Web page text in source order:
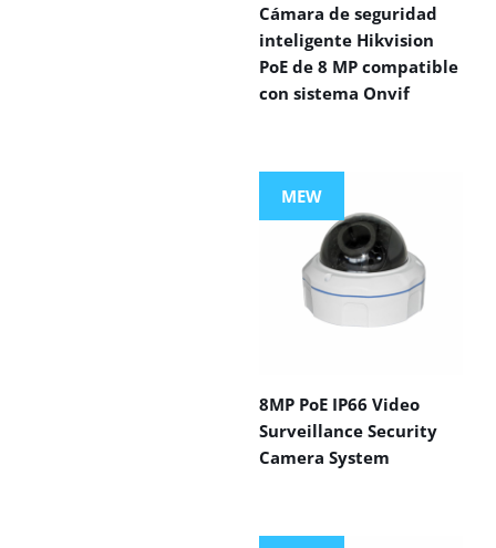
Cámara de seguridad
inteligente Hikvision
PoE de 8 MP compatible
con sistema Onvif
MEW
8MP PoE IP66 Video
Surveillance Security
Camera System